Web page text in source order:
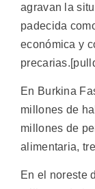
agravan la
padecida
económica y
En Burkina
millones de
millones de
alimentaria,
En el noreste